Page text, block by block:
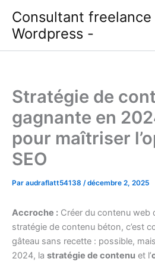
contenu
Consultant freelance
Wordpress -
Stratégie de
gagnante en
pour maîtriser
SEO
Par audraflatt54138 /décembre 2, 2025
Accroche : Créer du contenu web
stratégie de contenu béton, c’est
gâteau sans recette : possible,
2024, la stratégie de contenu et l’